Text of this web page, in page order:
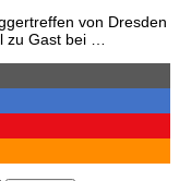
von Dresden
zu Gast bei …